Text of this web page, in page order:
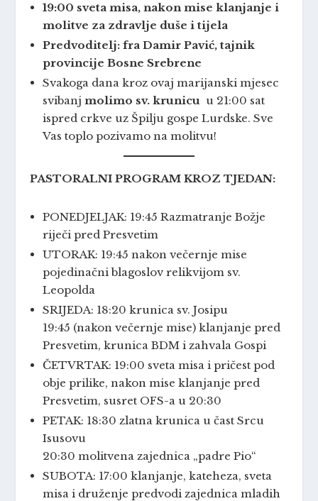
19:00 sveta misa, nakon mise klanjanje i
molitve za zdravlje duše i tijela
Predvoditelj: fra Damir Pavić, tajnik
provincije Bosne Srebrene
Svakoga dana kroz ovaj marijanski mjesec
svibanj molimo sv. krunicuu 21:00 sat
ispred crkve uz Špilju gospe Lurdske. Sve
Vas toplo pozivamo na molitvu!
PASTORALNI PROGRAM KROZ TJEDAN:
PONEDJELJAK: 19:45 Razmatranje Božje
riječi pred Presvetim
UTORAK: 19:45 nakon večernje mise
pojedinačni blagoslov relikvijom sv.
Leopolda
SRIJEDA: 18:20 krunica sv. Josipu
19:45 (nakon večernje mise) klanjanje pred
Presvetim, krunica BDM i zahvala Gospi
ČETVRTAK: 19:00 sveta misa i pričest pod
obje prilike, nakon mise klanjanje pred
Presvetim, susret OFS-a u 20:30
PETAK: 18:30 zlatna krunica u čast Srcu
Isusovu
20:30 molitvena zajednica „padre Pio“
SUBOTA: 17:00 klanjanje, kateheza, sveta
misa i druženje predvodi zajednica mladih